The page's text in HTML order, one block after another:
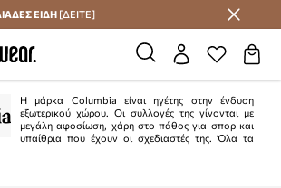
Εξοικονομήστε με το Answear Club
ΕΙΔΗ [ΔΕΙΤΕ]
Η μάρκα Columbia είναι ηγέτης στην ένδυση
εξωτερικού χώρου. Οι συλλογές της γίνονται με
μεγάλη αφοσίωση, χάρη στο πάθος για σπορ και
υπαίθρια που έχουν οι σχεδιαστές της. Όλα τα